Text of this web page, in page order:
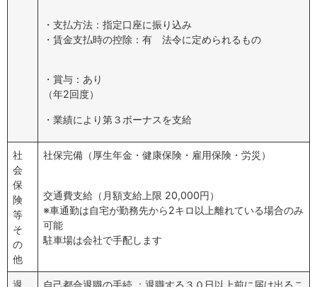
・支払方法：指定口座に振り込み
・賃金支払時の控除：有 法令に定められるもの
・賞与：あり
（年2回度）
・業績により第３ボーナスを支給
社
会
保
険
等
そ
の
他
社保完備（厚生年金・健康保険・雇用保険・労災）
交通費支給（月額支給上限 20,000円）
※車通勤は自宅が勤務先から2キロ以上離れている場合のみ
可能
駐車場は会社で手配します